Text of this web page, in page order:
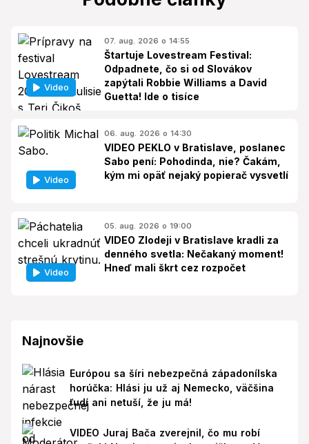
Video
07. aug. 2026 o 14:55
Štartuje Lovestream Festival:
Odpadnete, čo si od Slovákov
zapýtali Robbie Williams a David
Guetta! Ide o tisíce
Video
06. aug. 2026 o 14:30
VIDEO PEKLO v Bratislave, poslanec
Sabo pení: Pohodinda, nie? Čakám,
kým mi opäť nejaký popierač vysvetlí
Video
05. aug. 2026 o 19:00
VIDEO Zlodeji v Bratislave kradli za
denného svetla: Nečakaný moment!
Hneď mali škrt cez rozpočet
Najnovšie
Európou sa šíri nebezpečná západonílska
horúčka: Hlási ju už aj Nemecko, väčšina
ľudí ani netuší, že ju má!
VIDEO Juraj Bača zverejnil, čo mu robí